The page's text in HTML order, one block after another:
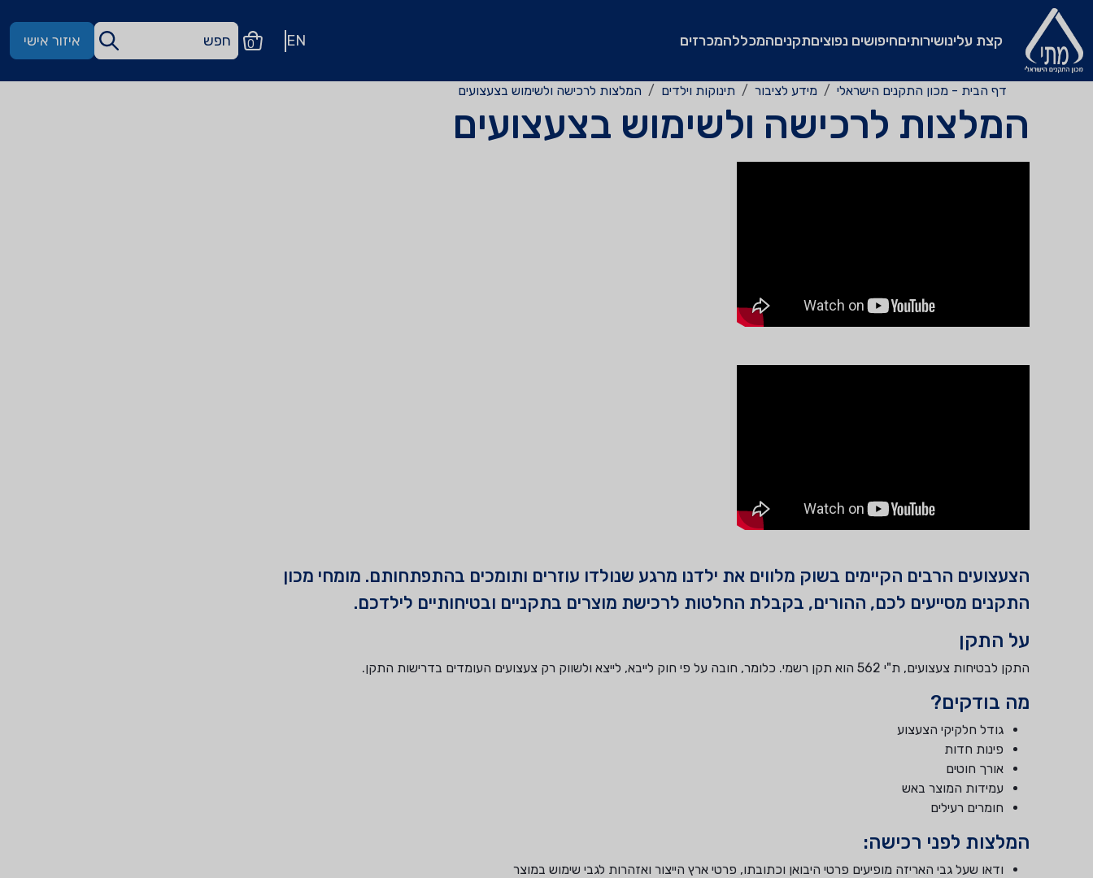
קצת עלינושירותיםחיפושים נפוציםתקניםהמכללהמכרזים EN
0 איזור אישי
דף הבית - מכון התקנים הישראלי מידע לציבור תינוקות וילדים המלצות לרכישה ולשימוש בצעצועים
המלצות לרכישה ולשימוש בצעצועים
הצעצועים הרבים הקיימים בשוק מלווים את ילדנו מרגע שנולדו עוזרים ותומכים בהתפתחותם. מומחי מכון
התקנים מסייעים לכם, ההורים, בקבלת החלטות לרכישת מוצרים בתקניים ובטיחותיים לילדכם.
על התקן
התקן לבטיחות צעצועים, ת"י 562 הוא תקן רשמי. כלומר, חובה על פי חוק לייבא, לייצא ולשווק רק צעצועים העומדים בדרישות התקן.
מה בודקים?
גודל חלקיקי הצעצוע
פינות חדות
אורך חוטים
עמידות המוצר באש
חומרים רעילים
המלצות לפני רכישה:
ודאו שעל גבי האריזה מופיעים פרטי היבואן וכתובתו, פרטי ארץ הייצור ואזהרות לגבי שימוש במוצר